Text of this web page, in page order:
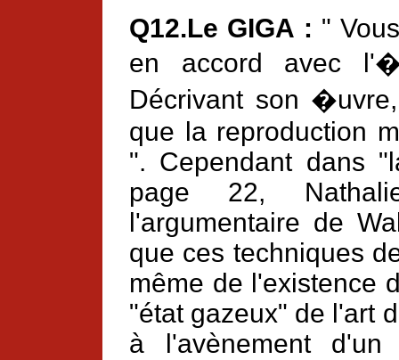
Q12.Le GIGA : "
en accord avec
Décrivant son
que la reproduction
". Cependant dans
page 22,
l'argumentaire de
que ces techniques
même de l'existence
"état gazeux" de l'art
à l'avènement